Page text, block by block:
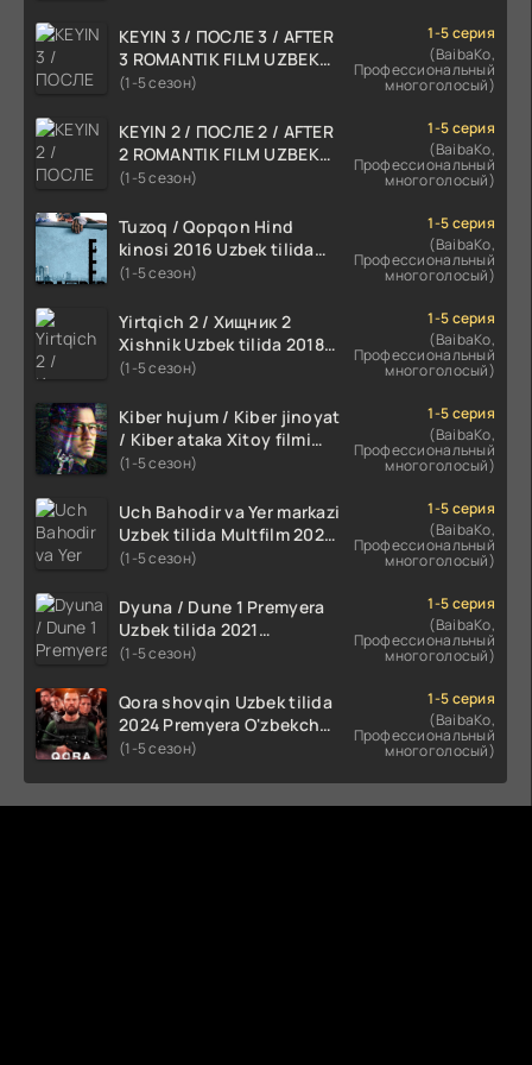
KEYIN 3 / ПОСЛЕ 3 / AFTER
3 ROMANTIK FILM UZBEK
TILIDA 2021 TARJIMA FILM
(1-5 сезон)
1-5 серия
(BaibaKo,
Профессиональный
многоголосый)
KEYIN 2 / ПОСЛЕ 2 / AFTER
2 ROMANTIK FILM UZBEK
TILIDA 2020 TARJIMA FILM
(1-5 сезон)
1-5 серия
(BaibaKo,
Профессиональный
многоголосый)
Tuzoq / Qopqon Hind
kinosi 2016 Uzbek tilida
tarjima film HD
(1-5 сезон)
1-5 серия
(BaibaKo,
Профессиональный
многоголосый)
Yirtqich 2 / Хищник 2
Xishnik Uzbek tilida 2018-
2024 O'zbekcha tarjima
(1-5 сезон)
1-5 серия
(BaibaKo,
Профессиональный
многоголосый)
Kiber hujum / Kiber jinoyat
/ Kiber ataka Xitoy filmi
Uzbek tilida O'zbekcha
HD skachat
(1-5 сезон)
1-5 серия
(BaibaKo,
Профессиональный
многоголосый)
Uch Bahodir va Yer markazi
Uzbek tilida Multfilm 2025
tarjima HD skachat
(1-5 сезон)
1-5 серия
(BaibaKo,
Профессиональный
многоголосый)
Dyuna / Dune 1 Premyera
Uzbek tilida 2021
O'zbekcha tarjima kino HD
(1-5 сезон)
1-5 серия
(BaibaKo,
Профессиональный
многоголосый)
Qora shovqin Uzbek tilida
2024 Premyera O'zbekcha
tarjima kino HD skachat
(1-5 сезон)
1-5 серия
(BaibaKo,
Профессиональный
многоголосый)